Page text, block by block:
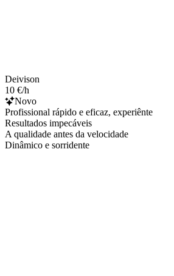
Deivison
10 €/h
Novo
Profissional rápido e eficaz, experiênte
Resultados impecáveis
A qualidade antes da velocidade
Dinâmico e sorridente